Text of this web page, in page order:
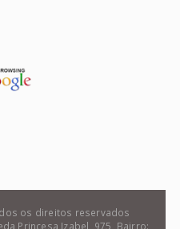
os direitos reservados
Princesa Izabel, 975, Bairro: